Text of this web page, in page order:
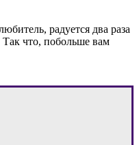
радуется два раза
Так что, побольше вам